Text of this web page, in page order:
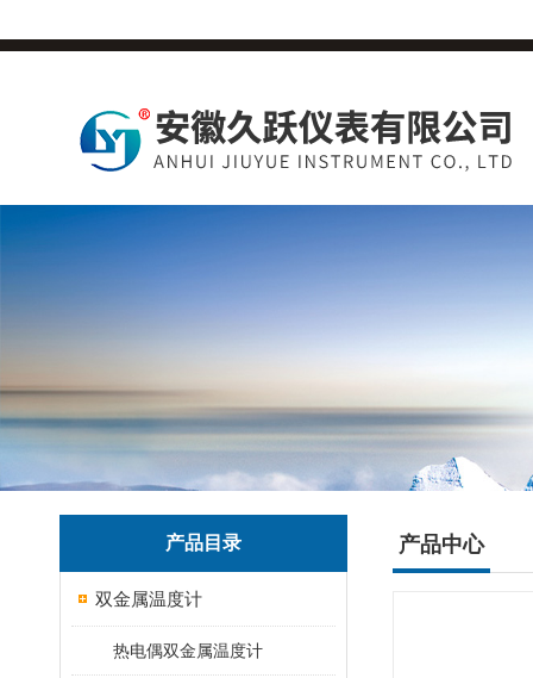
产品目录
双金属温度计
热电偶双金属温度计
产品中心